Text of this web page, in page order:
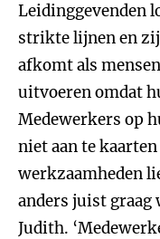
Leidinggevenden
strikte lijnen en
afkomt als
uitvoeren omdat
Medewerkers op
niet aan te kaarten
werkzaamheden
anders juist graag
Judith.